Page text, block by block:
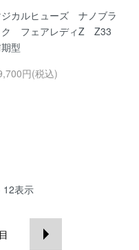
ジカルヒューズ ナノブラ
ク フェアレディZ Z33
型
円(税込)
12表示